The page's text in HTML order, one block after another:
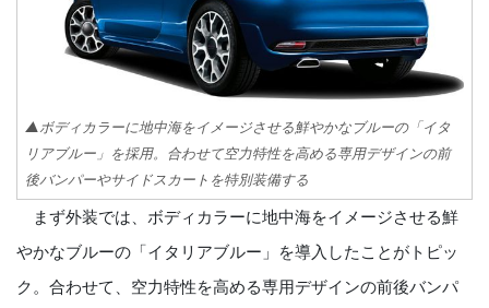
▲ボディカラーに地中海をイメージさせる鮮やかなブルーの「イタ
リアブルー」を採用。合わせて空力特性を高める専用デザインの前
後バンパーやサイドスカートを特別装備する
まず外装では、ボディカラーに地中海をイメージさせる鮮
やかなブルーの「イタリアブルー」を導入したことがトピッ
ク。合わせて、空力特性を高める専用デザインの前後バンパ